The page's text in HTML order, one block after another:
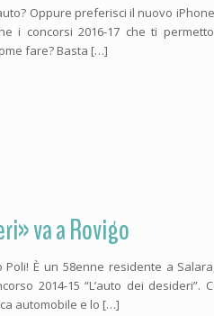
Oppure preferisci il nuovo
i concorsi 2016-17 che ti
fare? Basta […]
va a Rovigo
È un 58enne residente a
2014-15 “L’auto dei desideri”.
automobile e lo […]